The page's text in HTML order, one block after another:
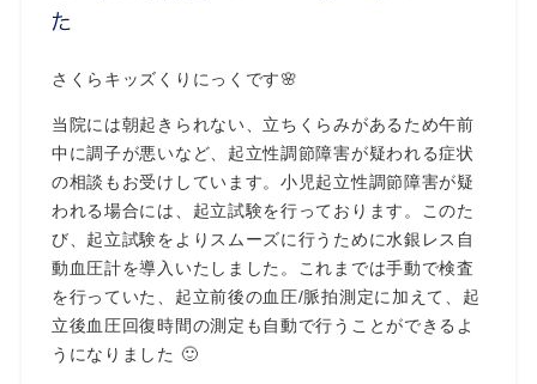
た
さくらキッズくりにっくです🌸
当院には朝起きられない、立ちくらみがあるため午前
中に調子が悪いなど、起立性調節障害が疑われる症状
の相談もお受けしています。小児起立性調節障害が疑
われる場合には、起立試験を行っております。このた
び、起立試験をよりスムーズに行うために水銀レス自
動血圧計を導入いたしました。これまでは手動で検査
を行っていた、起立前後の血圧/脈拍測定に加えて、起
立後血圧回復時間の測定も自動で行うことができるよ
うになりました 🙂